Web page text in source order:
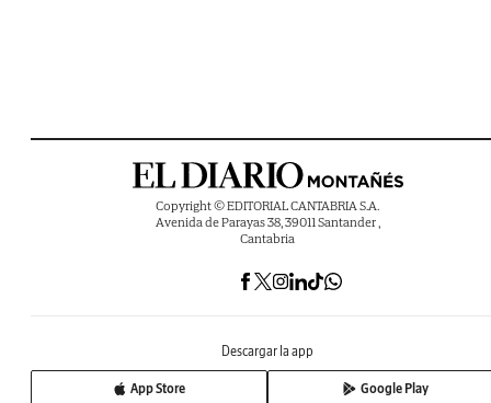
Copyright © EDITORIAL CANTABRIA S.A.
Avenida de Parayas 38, 39011 Santander ,
Cantabria
Descargar la app
App Store Google Play